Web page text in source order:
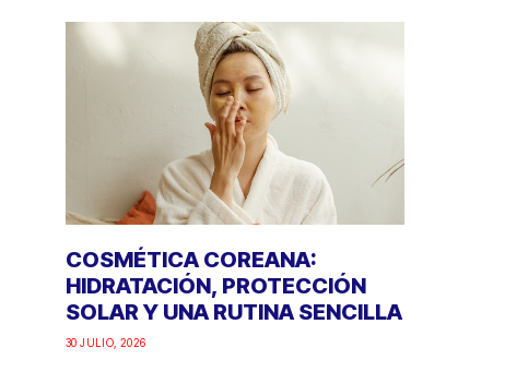
COSMÉTICA COREANA:
HIDRATACIÓN, PROTECCIÓN
SOLAR Y UNA RUTINA SENCILLA
30 JULIO, 2026